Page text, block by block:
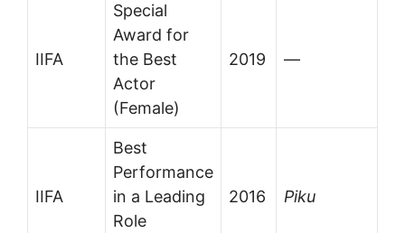
IIFA
Special
Award for
the Best
Actor
(Female)
2019 —
IIFA
Best
Performance
in a Leading
Role
2016 Piku